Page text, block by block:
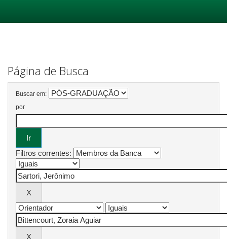
Página de Busca
Buscar em:
por
Filtros correntes: